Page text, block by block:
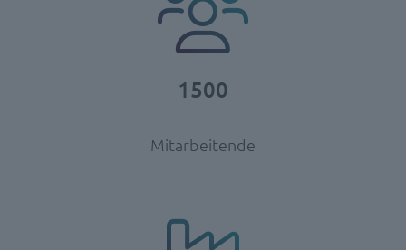
1500
Mitarbeitende